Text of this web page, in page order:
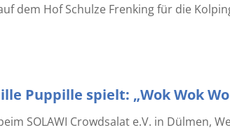
dem Hof Schulze Frenking für die
Puppille spielt: „Wok Wok
SOLAWI Crowdsalat e.V. in Dülmen,